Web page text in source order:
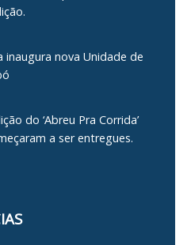
inaugura nova Unidade de
do ‘Abreu Pra Corrida’
a ser entregues.